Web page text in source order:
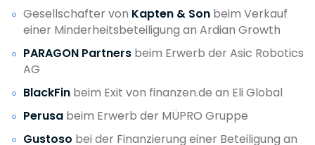
Gesellschafter von Kapten & Son beim Verkauf
einer Minderheitsbeteiligung an Ardian Growth
PARAGON Partners beim Erwerb der Asic Robotics
AG
BlackFin beim Exit von finanzen.de an Eli Global
Perusa beim Erwerb der MÜPRO Gruppe
Gustoso bei der Finanzierung einer Beteiligung an